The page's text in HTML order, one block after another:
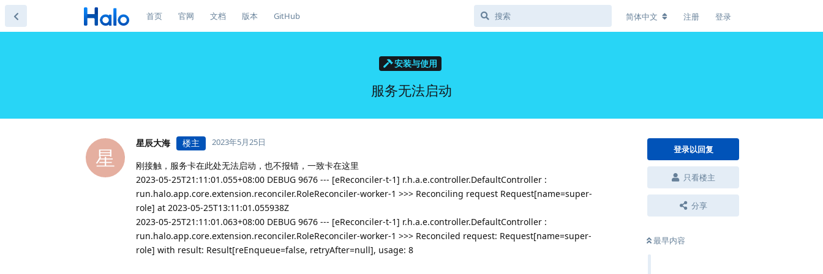
首页 官网 文档 版本 GitHub 简体中文 注册 登录
安装与使用
服务无法启动
登录以回复
只看楼主
分享
最早内容
星
星辰大海 楼主 2023年5月25日
刚接触，服务卡在此处无法启动，也不报错，一致卡在这里
2023-05-25T21:11:01.055+08:00 DEBUG 9676 --- [eReconciler-t-1] r.h.a.e.controller.DefaultController :
run.halo.app.core.extension.reconciler.RoleReconciler-worker-1 >>> Reconciling request Request[name=super-
role] at 2023-05-25T13:11:01.055938Z
2023-05-25T21:11:01.063+08:00 DEBUG 9676 --- [eReconciler-t-1] r.h.a.e.controller.DefaultController :
run.halo.app.core.extension.reconciler.RoleReconciler-worker-1 >>> Reconciled request: Request[name=super-
role] with result: Result[reEnqueue=false, retryAfter=null], usage: 8